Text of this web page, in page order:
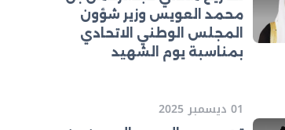
محمد العويس وزير شؤون
المجلس الوطني الاتحادي
بمناسبة يوم الشهيد
01 ديسمبر 2025